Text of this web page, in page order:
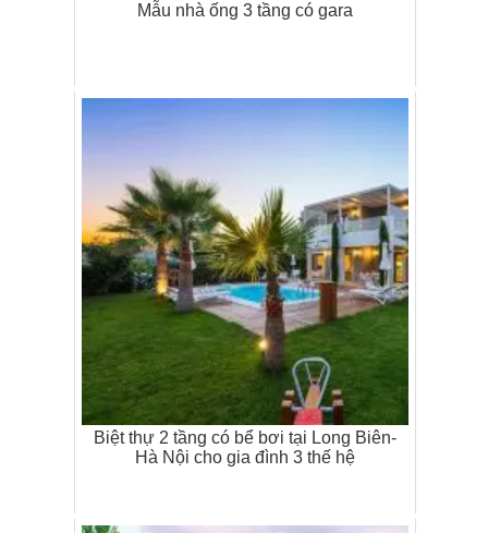
Mẫu nhà ống 3 tầng có gara
Biệt thự 2 tầng có bể bơi tại Long Biên-
Hà Nội cho gia đình 3 thế hệ